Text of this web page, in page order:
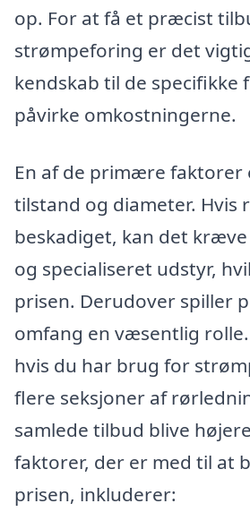
op. For at få et præcist
strømpeforing er det
kendskab til de specifikke
påvirke omkostningerne.
En af de primære faktorer
tilstand og diameter. Hvis
beskadiget, kan det
og specialiseret udstyr,
prisen. Derudover spiller
omfang en væsentlig
hvis du har brug for
flere seksjoner af
samlede tilbud blive
faktorer, der er med til at
prisen, inkluderer: